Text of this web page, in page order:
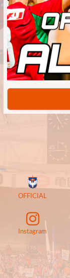
OFFICIAL
Instagram